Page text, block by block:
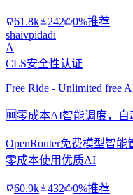
61.8k 242
0%推荐
shaivpidadi
A
CLS安全性认证
Free Ride - Unlimited free
🆓零成本AI智能调度，自
OpenRouter免费模型智
零成本使用优质AI
60.9k 432
0%推荐